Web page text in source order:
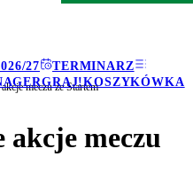
27
TERMINARZ
GRAJ!KOSZYKÓWKA
meczu ze Startem
akcje meczu